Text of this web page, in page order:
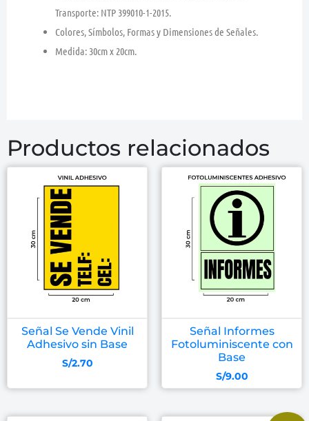
Transporte: NTP 399010-1-2015.
Colores, Símbolos, Formas y Dimensiones de Señales.
Medida: 30cm x 20cm.
Productos relacionados
Señal Se Vende Vinil
Adhesivo sin Base
S/2.70
Señal Informes
Fotoluminiscente con
Base
S/9.00